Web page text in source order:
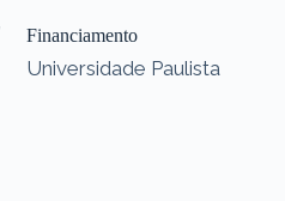
Financiamento
Universidade Paulista